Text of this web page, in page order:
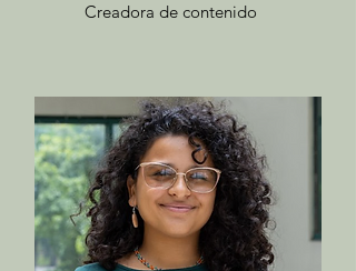
Creadora de contenido